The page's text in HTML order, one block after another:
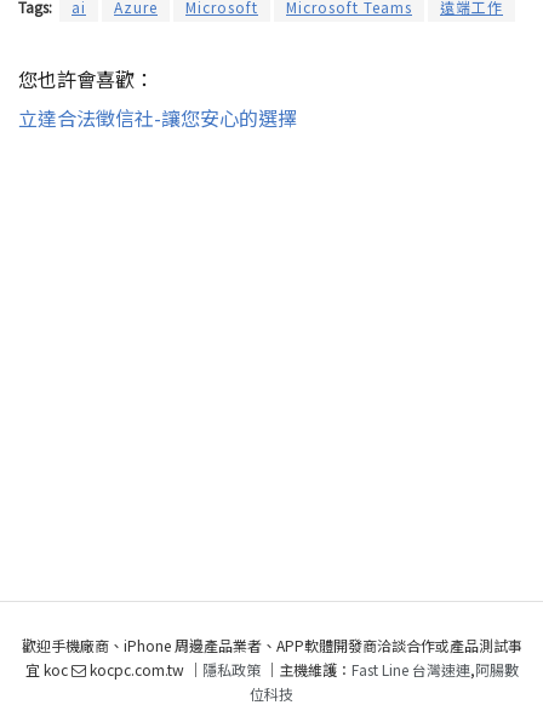
Tags: ai Azure Microsoft Microsoft Teams 遠端工作
您也許會喜歡：
立達合法徵信社-讓您安心的選擇
歡迎手機廠商、iPhone 周邊產品業者、APP軟體開發商洽談合作或產品測試事
宜 koc
kocpc.com.tw ｜ 隱私政策｜主機維護： Fast Line 台灣速連,阿腸數
位科技